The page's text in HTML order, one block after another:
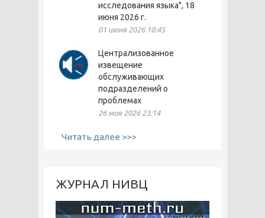
исследования языка", 18
июня 2026 г.
01 июня 2026 10:45
Централизованное
извещение
обслуживающих
подразделений о
проблемах
26 мая 2026 23:14
Читать далее >>>
ЖУРНАЛ НИВЦ